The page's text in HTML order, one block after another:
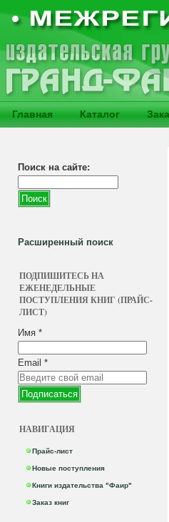
Главная Каталог
Поиск на сайте:
Расширенный поиск
ПОДПИШИТЕСЬ НА
ЕЖЕНЕДЕЛЬНЫЕ
ПОСТУПЛЕНИЯ КНИГ (ПРАЙС-
ЛИСТ)
Имя *
Email *
НАВИГАЦИЯ
Прайс-лист
Новые поступления
Книги издательства "Фаир"
Заказ книг